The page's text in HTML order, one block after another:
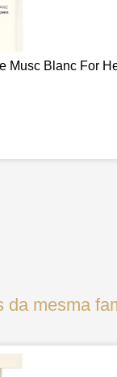
Musc Blanc For
da mesma